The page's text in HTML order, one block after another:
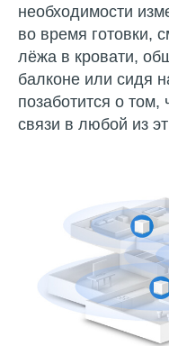
необходимости
во время готовки,
лёжа в кровати,
балконе или сидя
позаботится о
связи в любой из